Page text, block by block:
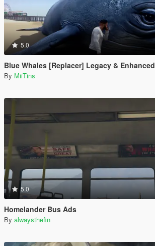
5.0
Blue Whales [Replacer] Legacy & Enhanced
By MiiTins
5.0
Homelander Bus Ads
By alwaysthefin